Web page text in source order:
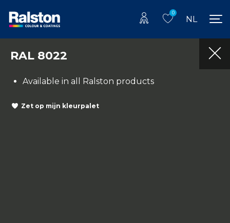
0
NL
RAL 8022
Available in all Ralston products
Zet op mijn kleurpalet